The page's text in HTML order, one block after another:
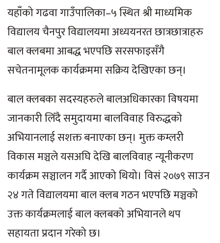
यहाँको गढवा गाउँपालिका–५ स्थित श्री माध्यमिक
विद्यालय चैनपुर विद्यालयमा अध्ययनरत छात्रछात्राहरु
बाल क्लबमा आबद्ध भएपछि सरसफाइसँगै
सचेतनामूलक कार्यक्रममा सक्रिय देखिएका छन्।
बाल क्लबका सदस्यहरुले बालअधिकारका विषयमा
जानकारी लिँदै समुदायमा बालविवाह विरुद्धको
अभियानलाई सशक्त बनाएका छन्। मुक्त कम्लरी
विकास मञ्चले यसअघि देखि बालविवाह न्यूनीकरण
कार्यक्रम सञ्चालन गर्दै आएको थियो। विसं २०७९ साउन
२४ गते विद्यालयमा बाल क्लब गठन भएपछि मञ्चको
उक्त कार्यक्रमलाई बाल क्लबको अभियानले थप
सहायता प्रदान गरेको छ।